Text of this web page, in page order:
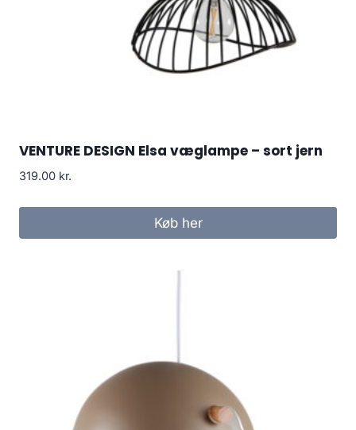
VENTURE DESIGN Elsa væglampe – sort jern
319.00 kr.
Køb her